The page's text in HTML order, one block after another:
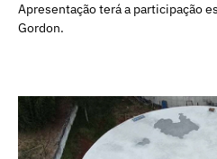
Apresentação terá a participação
Gordon.